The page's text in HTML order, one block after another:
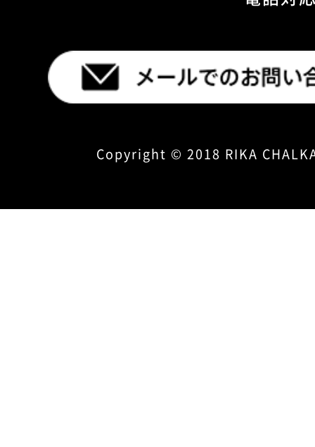
Copyright © 2018 RIKA